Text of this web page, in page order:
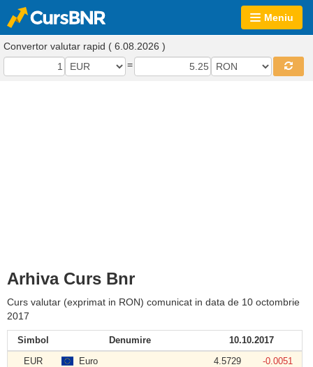
Meniu
Convertor valutar rapid ( 6.08.2026 )
=
Arhiva Curs Bnr
Curs valutar (exprimat in RON) comunicat in data de 10 octombrie
2017
Simbol Denumire
10.10.2017
EUR
Euro 4.5729
-0.0051